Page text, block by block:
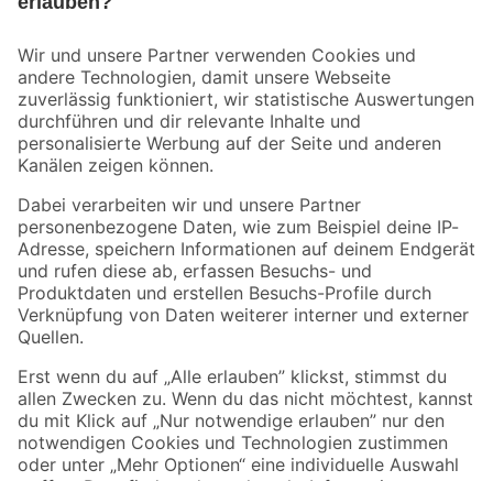
Der toom Newsletter: Keine Angebote und Aktionen mehr verpassen!
Zur Newsletter Anmeldung
Folge uns
Zahlungsarten Versandarten
Sicher einkaufen
Jetzt die toom-App herunterladen